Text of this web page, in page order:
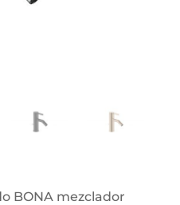
BONA mezclador